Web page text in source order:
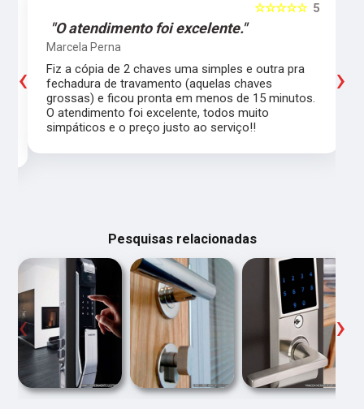
5
☆☆☆☆☆
"O atendimento foi excelente."
Marcela Perna
Fiz a cópia de 2 chaves uma simples e outra pra
fechadura de travamento (aquelas chaves
grossas) e ficou pronta em menos de 15 minutos.
O atendimento foi excelente, todos muito
simpáticos e o preço justo ao serviço!!
‹ ›
Pesquisas relacionadas
‹ ›